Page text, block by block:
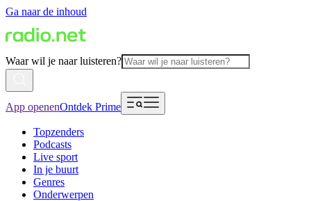
Ga naar de inhoud
Waar wil je naar luisteren?
App openenOntdek Prime
Topzenders
Podcasts
Live sport
In je buurt
Genres
Onderwerpen